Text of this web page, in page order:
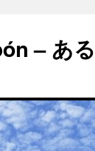
– あ